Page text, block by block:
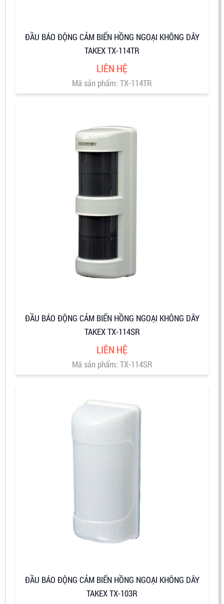
ĐẦU BÁO ĐỘNG CẢM BIẾN HỒNG NGOẠI KHÔNG DÂY
TAKEX TX-114TR
LIÊN HỆ
Mã sản phẩm: TX-114TR
ĐẦU BÁO ĐỘNG CẢM BIẾN HỒNG NGOẠI KHÔNG DÂY
TAKEX TX-114SR
LIÊN HỆ
Mã sản phẩm: TX-114SR
ĐẦU BÁO ĐỘNG CẢM BIẾN HỒNG NGOẠI KHÔNG DÂY
TAKEX TX-103R